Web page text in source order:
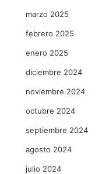
marzo 2025
febrero 2025
enero 2025
diciembre 2024
noviembre 2024
octubre 2024
septiembre 2024
agosto 2024
julio 2024